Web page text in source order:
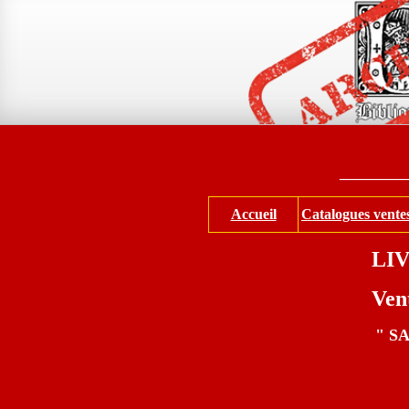
Accueil Catalogues
"